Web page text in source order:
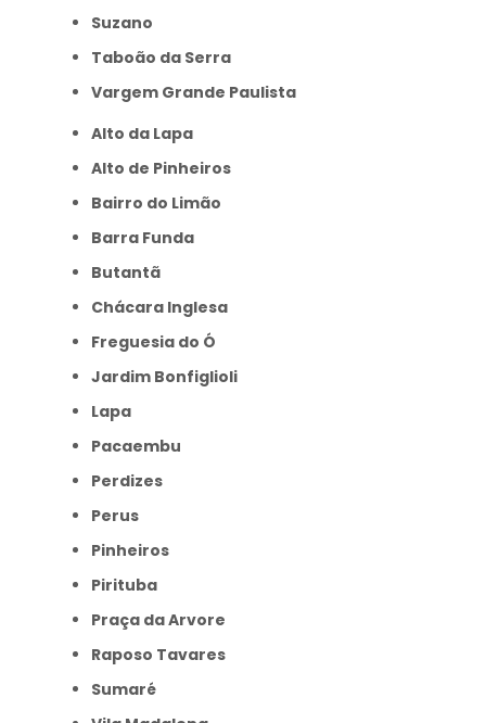
Suzano
Taboão da Serra
Vargem Grande Paulista
Alto da Lapa
Alto de Pinheiros
Bairro do Limão
Barra Funda
Butantã
Chácara Inglesa
Freguesia do Ó
Jardim Bonfiglioli
Lapa
Pacaembu
Perdizes
Perus
Pinheiros
Pirituba
Praça da Arvore
Raposo Tavares
Sumaré